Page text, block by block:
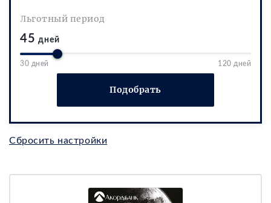
Льготный период
45 дней
30 дней 120 дней
Подобрать
Сбросить настройки